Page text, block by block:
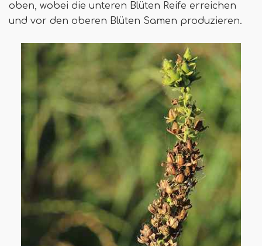
oben, wobei die unteren Blüten Reife erreichen
und vor den oberen Blüten Samen produzieren.